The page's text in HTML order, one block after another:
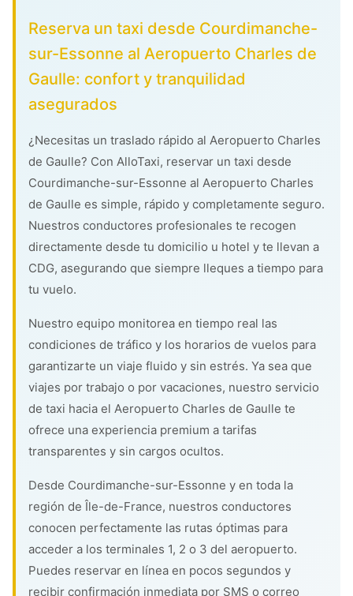
Reserva un taxi desde Courdimanche-
sur-Essonne al Aeropuerto Charles de
Gaulle: confort y tranquilidad
asegurados
¿Necesitas un traslado rápido al Aeropuerto Charles
de Gaulle? Con AlloTaxi, reservar un taxi desde
Courdimanche-sur-Essonne al Aeropuerto Charles
de Gaulle es simple, rápido y completamente seguro.
Nuestros conductores profesionales te recogen
directamente desde tu domicilio u hotel y te llevan a
CDG, asegurando que siempre lleques a tiempo para
tu vuelo.
Nuestro equipo monitorea en tiempo real las
condiciones de tráfico y los horarios de vuelos para
garantizarte un viaje fluido y sin estrés. Ya sea que
viajes por trabajo o por vacaciones, nuestro servicio
de taxi hacia el Aeropuerto Charles de Gaulle te
ofrece una experiencia premium a tarifas
transparentes y sin cargos ocultos.
Desde Courdimanche-sur-Essonne y en toda la
región de Île-de-France, nuestros conductores
conocen perfectamente las rutas óptimas para
acceder a los terminales 1, 2 o 3 del aeropuerto.
Puedes reservar en línea en pocos segundos y
recibir confirmación inmediata por SMS o correo